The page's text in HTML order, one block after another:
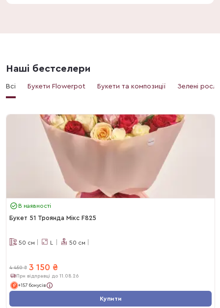
Наші бестселери
Всі Букети Flowerpot Букети та композиції Зелені
В наявності
Букет 51 Троянда Мікс F825
50 см L 50 см
4 450 ₴ 3 150 ₴
При відправці до 11.08.26
+157 бонусів
Купити